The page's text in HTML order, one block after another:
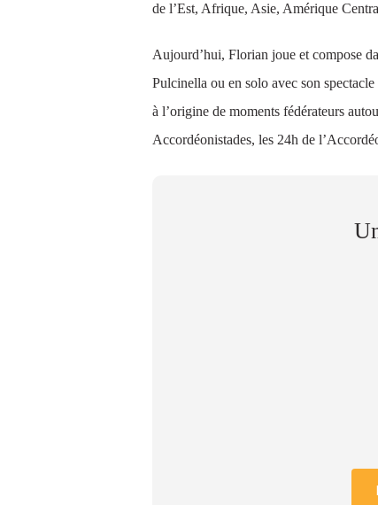
de l’Est, Afrique, Asie, Amérique
Aujourd’hui, Florian joue et compose
Pulcinella ou en solo avec son
à l’origine de moments fédérateurs
Accordéonistades, les 24h de